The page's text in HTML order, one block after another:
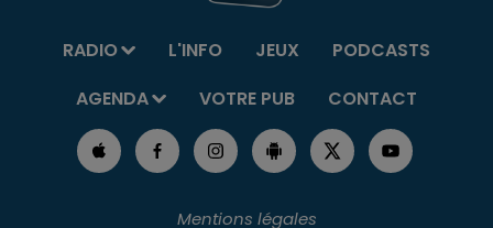
RADIO L'INFO JEUX
PODCASTS
AGENDA
VOTRE PUB CONTACT
Mentions légales